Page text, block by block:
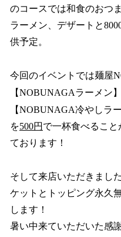
のコースでは和食のおつ
ラーメン、デザートと
供予定。
今回のイベントでは麺屋
【NOBUNAGAラーメン】
【NOBUNAGA冷やしラー
を500円 で一杯食べるこ
ております！
そして来店いただきまし
ケットとトッピング永久
します！
暑い中来ていただいた感